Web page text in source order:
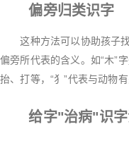
偏旁归类识字
这种方法可以协助孩子找
偏旁所代表的含义。如“木”
抬、打等，“犭”代表与动物
给字"治病"识字